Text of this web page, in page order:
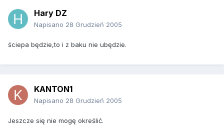
Hary DZ
Napisano 28 Grudzień 2005
ściepa będzie,to i z baku nie ubędzie.
KANTON1
Napisano 28 Grudzień 2005
Jeszcze się nie mogę określić.